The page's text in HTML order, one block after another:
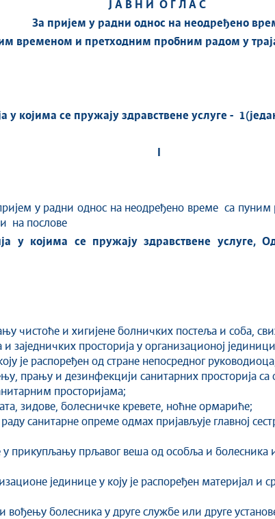
Ј А В Н И О Г Л А С
За пријем у радни однос на неодређено
временом и претходним пробним радом у
у којима се пружају здравствене услуге -
у радни однос на неодређено време са
на послове
у којима се пружају здравствене
чистоће и хигијене болничких постеља и соба,
заједничких просторија у организационој
је распоређен од стране непосредног
прању и дезинфекцији санитарних просторија са
просторијама;
зидове, болесничке кревете, ноћне ормариће;
санитарне опреме одмах пријављује главној
у прикупљању прљавог веша од особља и
јединице у коју је распоређен материјал
болесника у друге службе или друге